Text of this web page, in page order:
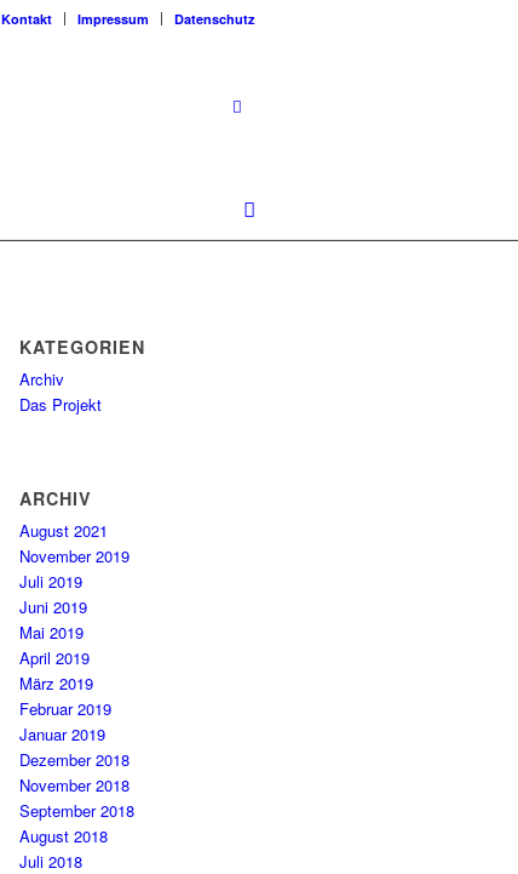
Kontakt Impressum Datenschutz
KATEGORIEN
Archiv
Das Projekt
ARCHIV
August 2021
November 2019
Juli 2019
Juni 2019
Mai 2019
April 2019
März 2019
Februar 2019
Januar 2019
Dezember 2018
November 2018
September 2018
August 2018
Juli 2018